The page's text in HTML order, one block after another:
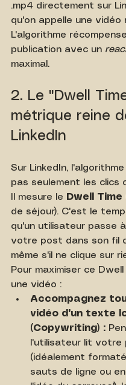
.mp4 directement sur
qu'on appelle une vidéo
L'algorithme
publication avec un
maximal.
2. Le "Dwell
métrique reine
LinkedIn
Sur LinkedIn,
pas seulement les clics
Il mesure le Dwell Time
de séjour). C'est le
qu'un utilisateur passe
votre post dans son fil
même s'il ne clique sur
Pour maximiser ce
une vidéo :
Accompagnez
vidéo d'un texte
(Copywriting) :
l'utilisateur lit votre
(idéalement
sauts de ligne ou